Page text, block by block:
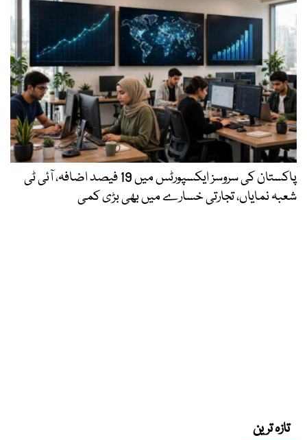
پاکستان کی سروسز ایکسپورٹس میں 19 فیصد اضافہ، آئی ٹی
شعبہ نمایاں، تجارتی خسارے میں بھی بڑی کمی
تازہ ترین